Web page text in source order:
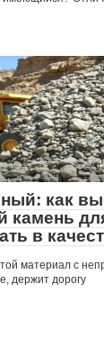
как
камень
в
материал с
держит дорогу